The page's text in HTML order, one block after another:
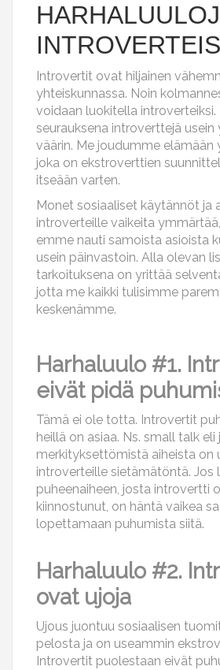
Introvertit ovat hiljainen
yhteiskunnassa. Noin
voidaan luokitella introverteiksi.
seurauksena introverttejä usein
väärin. Me joudumme elämään
joka on ekstroverttien
itseään varten.
Monet sosiaaliset käytännöt ja
introverteille vaikeita
emme nauti samoista asioista
usein päinvastoin. Alla olevan
tarkoituksena on yrittää
jotta me kaikki tulisimme
keskenämme.
Harhaluulo #1.
eivät pidä
Tämä ei ole totta. Introvertit
heillä on asiaa. Ns. small talk
merkityksettömistä aiheista on
introverteille sietämätöntä. Jos
puheenaiheen, josta introvertti
kiinnostunut, on häntä vaikea
lopettamaan puhumista siitä.
Harhaluulo #2.
ovat ujoja
Ujous juontuu sosiaalisen
pelosta ja on useammin
Introvertit puolestaan eivät